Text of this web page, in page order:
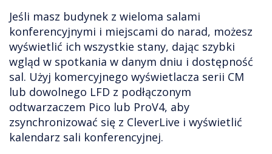
Jeśli masz budynek z wieloma salami
konferencyjnymi i miejscami do narad, możesz
wyświetlić ich wszystkie stany, dając szybki
wgląd w spotkania w danym dniu i dostępność
sal. Użyj komercyjnego wyświetlacza serii CM
lub dowolnego LFD z podłączonym
odtwarzaczem Pico lub ProV4, aby
zsynchronizować się z CleverLive i wyświetlić
kalendarz sali konferencyjnej.